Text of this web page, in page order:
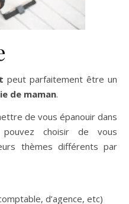
peut parfaitement être un
de maman.
de vous épanouir dans
pouvez choisir de vous
thèmes différents par
d’agence, etc)